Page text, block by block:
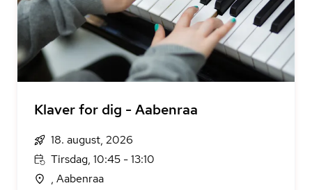
Klaver for dig - Aabenraa
18. august, 2026
Tirsdag, 10:45 - 13:10
, Aabenraa